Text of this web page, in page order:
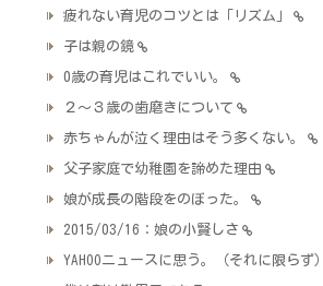
疲れない育児のコツとは「リズム」
子は親の鏡
0歳の育児はこれでいい。
２～３歳の歯磨きについて
赤ちゃんが泣く理由はそう多くない。
父子家庭で幼稚園を諦めた理由
娘が成長の階段をのぼった。
2015/03/16：娘の小賢しさ
YAHOOニュースに思う。（それに限らず）